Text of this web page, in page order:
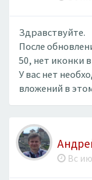
Здравствуйте.
После
50, нет иконки
У вас нет
вложений в
Вс